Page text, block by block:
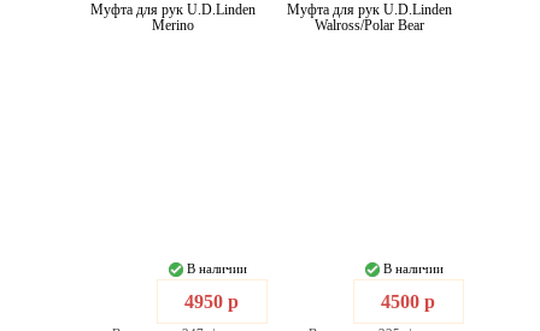
Муфта для рук U.D.Linden
Merino
В наличии
4950 р
Муфта для рук U.D.Linden
Walross/Polar Bear
В наличии
4500 р